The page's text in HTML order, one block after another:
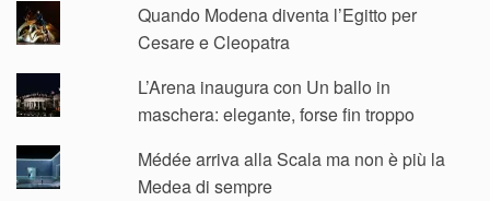
Quando Modena diventa l’Egitto per
Cesare e Cleopatra
L’Arena inaugura con Un ballo in
maschera: elegante, forse fin troppo
Médée arriva alla Scala ma non è più la
Medea di sempre